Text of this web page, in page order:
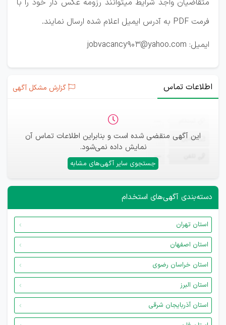
متقاضیان واجد شرایط می­توانند رزومه عکس دار خود را با
فرمت PDF به آدرس ایمیل اعلام شده ارسال نمایند.
ایمیل: jobvacancy903@yahoo.com
اطلاعات تماس گزارش مشکل آگهی
این آگهی منقضی شده است و بنابراین اطلاعات تماس آن
نمایش داده نمی‌شود.
جستجوی سایر آگهی‌های مشابه
ایمیل —
—
دسته‌بندی آگهی‌های استخدام
استان تهران
استان اصفهان
استان خراسان رضوی
استان البرز
استان آذربایجان شرقی